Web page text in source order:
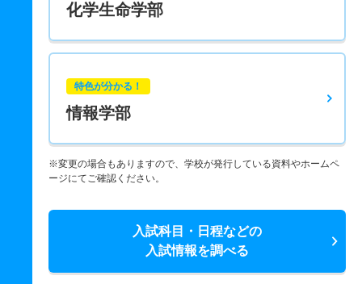
化学生命学部
特色が分かる！
情報学部
※変更の場合もありますので、学校が発行している資料やホームペ
ージにてご確認ください。
入試科目・日程などの
入試情報を調べる